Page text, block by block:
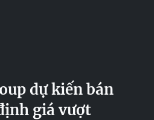
dự kiến bán
giá vượt